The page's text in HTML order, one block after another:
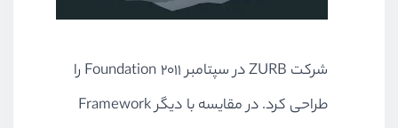
شرکت ZURB در سپتامبر ۲۰۱۱ Foundation را